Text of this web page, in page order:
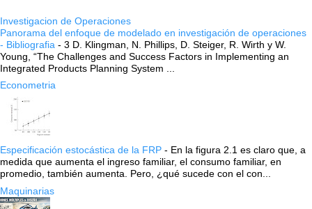
Investigacion de Operaciones
Panorama del enfoque de modelado en investigación de operaciones
- Bibliografia - 3 D. Klingman, N. Phillips, D. Steiger, R. Wirth y W.
Young, “The Challenges and Success Factors in Implementing an
Integrated Products Planning System ...
Econometria
Especificación estocástica de la FRP - En la figura 2.1 es claro que, a
medida que aumenta el ingreso familiar, el consumo familiar, en
promedio, también aumenta. Pero, ¿qué sucede con el con...
Maquinarias